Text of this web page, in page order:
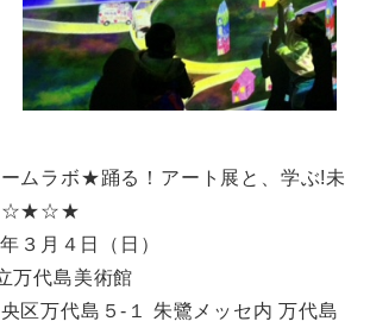
ラボ★踊る！アート展と、学ぶ!未
★☆★☆★
３月４日（日）
万代島美術館
万代島５-１ 朱鷺メッセ内 万代島